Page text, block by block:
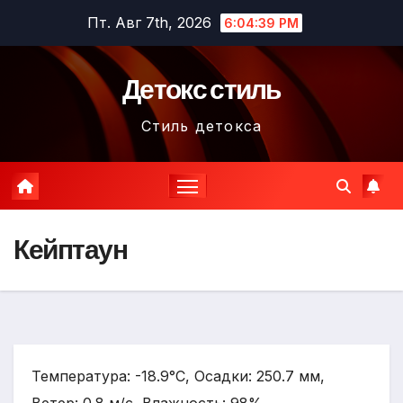
содержимому
Пт. Авг 7th, 2026 6:04:40 PM
Детокс стиль
Стиль детокса
Кейптаун
Температура: -18.9°C, Осадки: 250.7 мм,